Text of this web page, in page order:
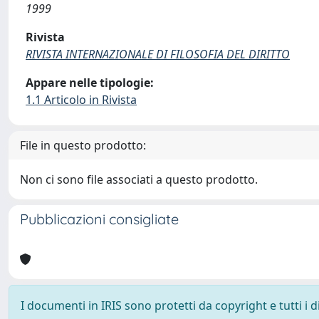
1999
Rivista
RIVISTA INTERNAZIONALE DI FILOSOFIA DEL DIRITTO
Appare nelle tipologie:
1.1 Articolo in Rivista
File in questo prodotto:
Non ci sono file associati a questo prodotto.
Pubblicazioni consigliate
I documenti in IRIS sono protetti da copyright e tutti i